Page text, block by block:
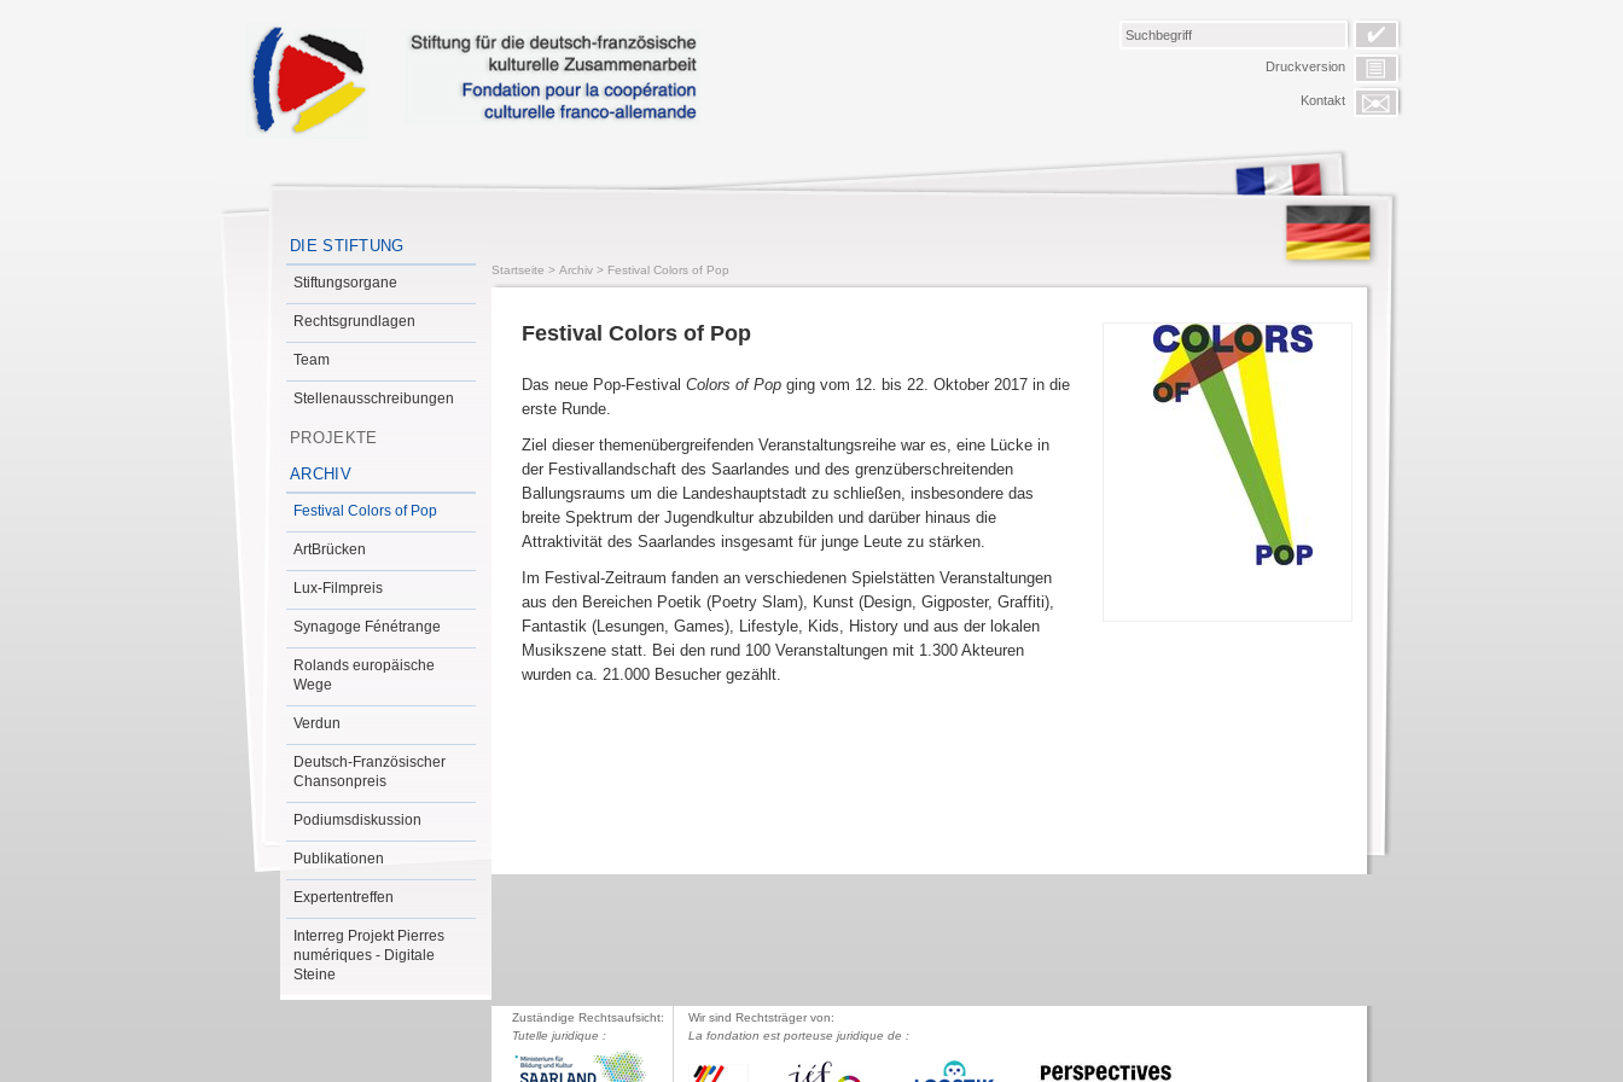
Druckversion
Kontakt
DIE STIFTUNG
Stiftungsorgane
Rechtsgrundlagen
Team
Stellenausschreibungen
PROJEKTE
ARCHIV
Festival Colors of Pop
ArtBrücken
Lux-Filmpreis
Synagoge Fénétrange
Rolands europäische
Wege
Verdun
Deutsch-Französischer
Chansonpreis
Podiumsdiskussion
Publikationen
Expertentreffen
Interreg Projekt Pierres
numériques - Digitale
Steine
Startseite > Archiv > Festival Colors of Pop
Festival Colors of Pop
Das neue Pop-Festival Colors of Pop ging vom 12. bis 22. Oktober 2017 in die
erste Runde.
Ziel dieser themenübergreifenden Veranstaltungsreihe war es, eine Lücke in
der Festivallandschaft des Saarlandes und des grenzüberschreitenden
Ballungsraums um die Landeshauptstadt zu schließen, insbesondere das
breite Spektrum der Jugendkultur abzubilden und darüber hinaus die
Attraktivität des Saarlandes insgesamt für junge Leute zu stärken.
Im Festival-Zeitraum fanden an verschiedenen Spielstätten Veranstaltungen
aus den Bereichen Poetik (Poetry Slam), Kunst (Design, Gigposter, Graffiti),
Fantastik (Lesungen, Games), Lifestyle, Kids, History und aus der lokalen
Musikszene statt. Bei den rund 100 Veranstaltungen mit 1.300 Akteuren
wurden ca. 21.000 Besucher gezählt.
Zuständige Rechtsaufsicht:
Tutelle juridique :
Wir sind Rechtsträger von:
La fondation est porteuse juridique de :